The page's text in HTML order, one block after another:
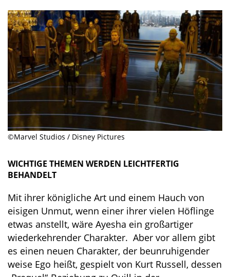
©Marvel Studios / Disney Pictures
WICHTIGE THEMEN WERDEN LEICHTFERTIG
BEHANDELT
Mit ihrer königliche Art und einem Hauch von
eisigen Unmut, wenn einer ihrer vielen Höflinge
etwas anstellt, wäre Ayesha ein großartiger
wiederkehrender Charakter. Aber vor allem gibt
es einen neuen Charakter, der beunruhigender
weise Ego heißt, gespielt von Kurt Russell, dessen